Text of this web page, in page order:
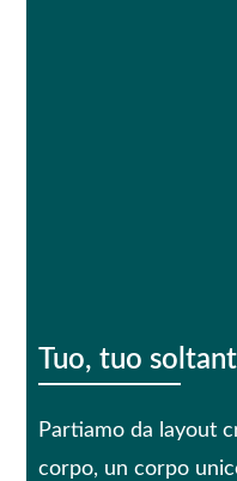
Tuo, tuo
Partiamo da layout
corpo, un corpo